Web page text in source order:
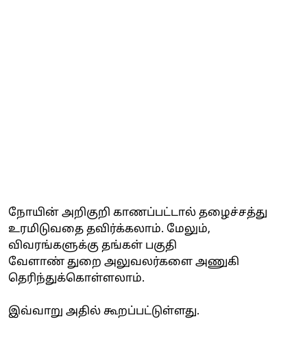
நோயின் அறிகுறி காணப்பட்டால் தழைச்சத்து
உரமிடுவதை தவிர்க்கலாம். மேலும்,
விவரங்களுக்கு தங்கள் பகுதி
வேளாண் துறை அலுவலர்களை அணுகி
தெரிந்துக்கொள்ளலாம்.
இவ்வாறு அதில் கூறப்பட்டுள்ளது.